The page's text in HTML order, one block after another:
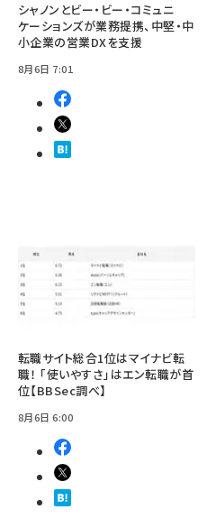
シャノンとビー・ビー・コミュニ
ケーションズが業務提携、中堅・中
小企業の営業DXを支援
8月6日 7:01
転職サイト総合1位はマイナビ転
職！ 「使いやすさ」はエン転職が首
位【BBSec調べ】
8月6日 6:00